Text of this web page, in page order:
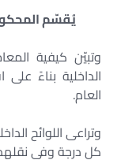
يُقسّم
وتبيّن كيفية
الداخلية بناءً
العام.
وتراعى اللوائح
كل درجة وفي